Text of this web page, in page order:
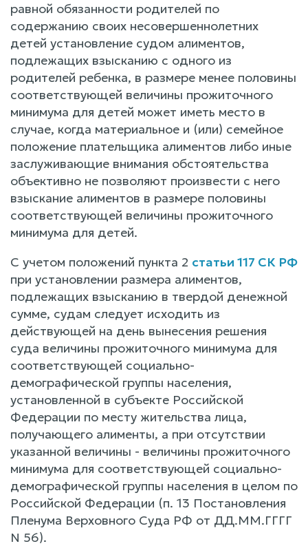
равной обязанности родителей по
содержанию своих несовершеннолетних
детей установление судом алиментов,
подлежащих взысканию с одного из
родителей ребенка, в размере менее половины
соответствующей величины прожиточного
минимума для детей может иметь место в
случае, когда материальное и (или) семейное
положение плательщика алиментов либо иные
заслуживающие внимания обстоятельства
объективно не позволяют произвести с него
взыскание алиментов в размере половины
соответствующей величины прожиточного
минимума для детей.
С учетом положений пункта 2 статьи 117 СК РФ
при установлении размера алиментов,
подлежащих взысканию в твердой денежной
сумме, судам следует исходить из
действующей на день вынесения решения
суда величины прожиточного минимума для
соответствующей социально-
демографической группы населения,
установленной в субъекте Российской
Федерации по месту жительства лица,
получающего алименты, а при отсутствии
указанной величины - величины прожиточного
минимума для соответствующей социально-
демографической группы населения в целом по
Российской Федерации (п. 13 Постановления
Пленума Верховного Суда РФ от ДД.ММ.ГГГГ
N 56).